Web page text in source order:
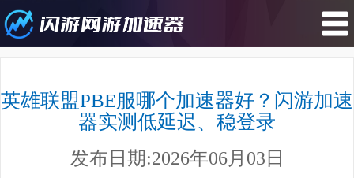
PBE服哪个加速器好？闪游加速器实
测低延迟、稳登录
英雄联盟PBE服哪个加速器好？闪游加速
器实测低延迟、稳登录
发布日期:2026年06月03日